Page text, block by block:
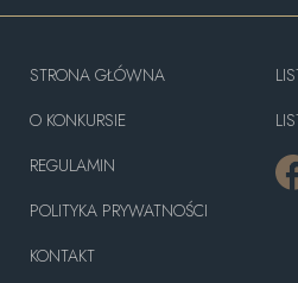
STRONA GŁÓWNA
O KONKURSIE
REGULAMIN
POLITYKA PRYWATNOŚCI
KONTAKT